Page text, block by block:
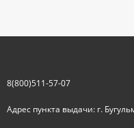
8(800)511-57-07
Адрес пункта выдачи: г.